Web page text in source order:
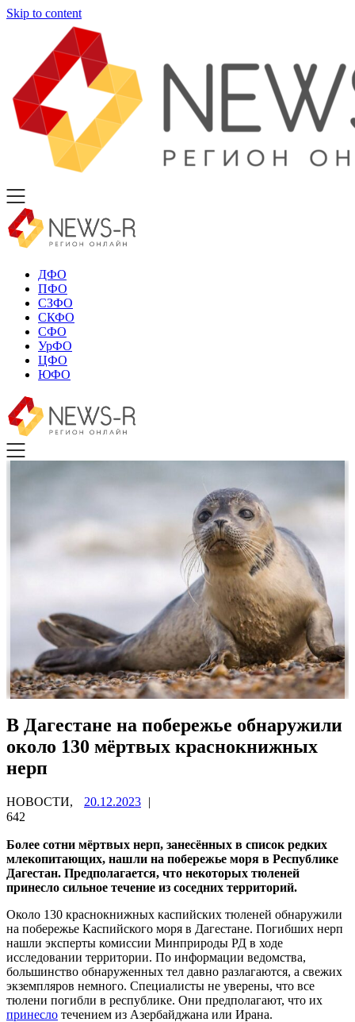
Skip to content
ДФО
ПФО
СЗФО
СКФО
СФО
УрФО
ЦФО
ЮФО
В Дагестане на побережье обнаружили
около 130 мёртвых краснокнижных
нерп
НОВОСТИ, 20.12.2023 |
642
Более сотни мёртвых нерп, занесённых в список редких
млекопитающих, нашли на побережье моря в Республике
Дагестан. Предполагается, что некоторых тюленей
принесло сильное течение из соседних территорий.
Около 130 краснокнижных каспийских тюленей обнаружили
на побережье Каспийского моря в Дагестане. Погибших нерп
нашли эксперты комиссии Минприроды РД в ходе
исследовании территории. По информации ведомства,
большинство обнаруженных тел давно разлагаются, а свежих
экземпляров немного. Специалисты не уверены, что все
тюлени погибли в республике. Они предполагают, что их
принесло течением из Азербайджана или Ирана.